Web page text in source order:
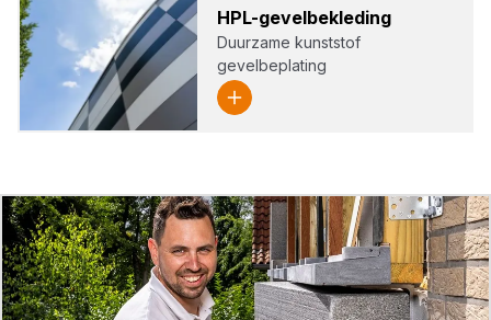
HPL-gevel­be­kle­ding
Duurzame kunststof
gevelbeplating